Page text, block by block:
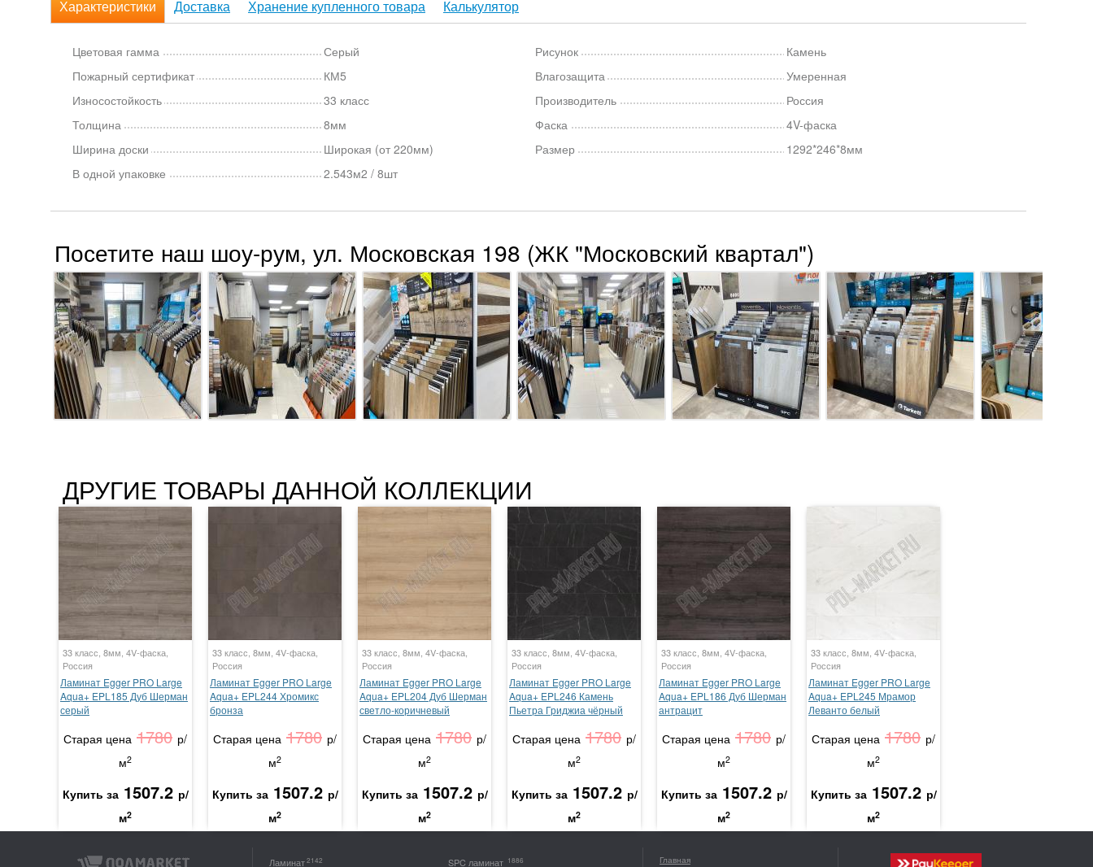
Характеристики Доставка Хранение купленного товара Калькулятор
Цветовая гамма
Серый
Пожарный сертификат
КМ5
Износостойкость
33 класс
Толщина
8мм
Ширина доски
Широкая (от 220мм)
В одной упаковке
2.543м2 / 8шт
Рисунок
Камень
Влагозащита
Умеренная
Производитель
Россия
Фаска
4V-фаска
Размер
1292*246*8мм
Посетите наш шоу-рум, ул. Московская 198 (ЖК "Московский квартал")
ДРУГИЕ ТОВАРЫ ДАННОЙ КОЛЛЕКЦИИ
33 класс, 8мм, 4V-фаска,
Россия
Ламинат Egger PRO Large
Aqua+ EPL185 Дуб Шерман
серый
Старая цена 1780 р/
м2
Купить за 1507.2 р/
м2
33 класс, 8мм, 4V-фаска,
Россия
Ламинат Egger PRO Large
Aqua+ EPL244 Хромикс
бронза
Старая цена 1780 р/
м2
Купить за 1507.2 р/
м2
33 класс, 8мм, 4V-фаска,
Россия
Ламинат Egger PRO Large
Aqua+ EPL204 Дуб Шерман
светло-коричневый
Старая цена 1780 р/
м2
Купить за 1507.2 р/
м2
33 класс, 8мм, 4V-фаска,
Россия
Ламинат Egger PRO Large
Aqua+ EPL246 Камень
Пьетра Гриджиа чёрный
Старая цена 1780 р/
м2
Купить за 1507.2 р/
м2
33 класс, 8мм, 4V-фаска,
Россия
Ламинат Egger PRO Large
Aqua+ EPL186 Дуб Шерман
антрацит
Старая цена 1780 р/
м2
Купить за 1507.2 р/
м2
33 класс, 8мм, 4V-фаска,
Россия
Ламинат Egger PRO Large
Aqua+ EPL245 Мрамор
Леванто белый
Старая цена 1780 р/
м2
Купить за 1507.2 р/
м2
Ламинат2142 SPC ламинат 1886 Главная